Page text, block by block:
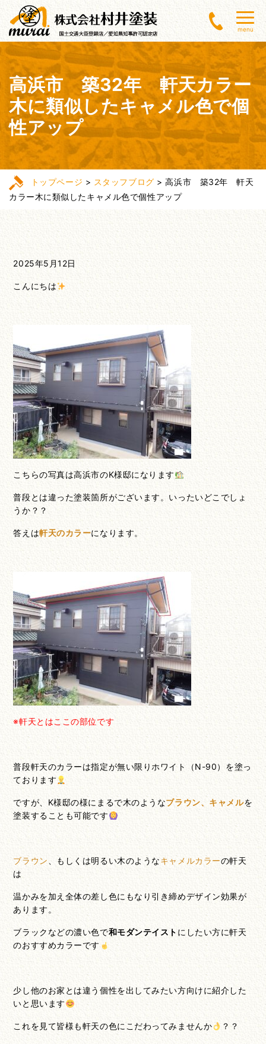
menu
高浜市 築32年 軒天カラー
木に類似したキャメル色で個
性アップ
トップページ > スタッフブログ >高浜市 築32年 軒天
カラー木に類似したキャメル色で個性アップ
2025年5月12日
こんにちは
こちらの写真は高浜市のK様邸になります
普段とは違った塗装箇所がございます。いったいどこでしょ
うか？？
答えは軒天のカラーになります。
※軒天とはここの部位です
普段軒天のカラーは指定が無い限りホワイト（N-90）を塗っ
ております
ですが、K様邸の様にまるで木のようなブラウン、キャメルを
塗装することも可能です
ブラウン 、もしくは明るい木のようなキャメルカラーの軒天
は
温かみを加え全体の差し色にもなり引き締めデザイン効果が
あります。
ブラックなどの濃い色で和モダンテイスト にしたい方に軒天
のおすすめカラーです
少し他のお家とは違う個性を出してみたい方向けに紹介した
いと思います
これを見て皆様も軒天の色にこだわってみませんか ？？